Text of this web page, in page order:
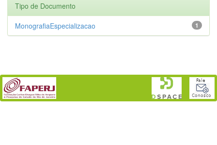
Tipo de Documento
1
MonografiaEspecializacao